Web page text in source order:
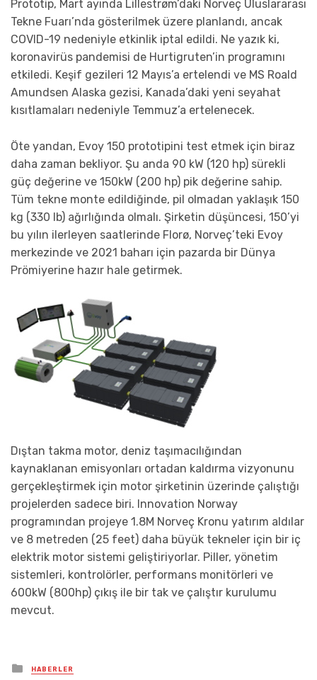
Prototip, Mart ayında Lillestrøm’daki Norveç Uluslararası
Tekne Fuarı’nda gösterilmek üzere planlandı, ancak
COVID-19 nedeniyle etkinlik iptal edildi. Ne yazık ki,
koronavirüs pandemisi de Hurtigruten’in programını
etkiledi. Keşif gezileri 12 Mayıs’a ertelendi ve MS Roald
Amundsen Alaska gezisi, Kanada’daki yeni seyahat
kısıtlamaları nedeniyle Temmuz’a ertelenecek.
Öte yandan, Evoy 150 prototipini test etmek için biraz
daha zaman bekliyor. Şu anda 90 kW (120 hp) sürekli
güç değerine ve 150kW (200 hp) pik değerine sahip.
Tüm tekne monte edildiğinde, pil olmadan yaklaşık 150
kg (330 lb) ağırlığında olmalı. Şirketin düşüncesi, 150’yi
bu yılın ilerleyen saatlerinde Florø, Norveç’teki Evoy
merkezinde ve 2021 baharı için pazarda bir Dünya
Prömiyerine hazır hale getirmek.
Dıştan takma motor, deniz taşımacılığından
kaynaklanan emisyonları ortadan kaldırma vizyonunu
gerçekleştirmek için motor şirketinin üzerinde çalıştığı
projelerden sadece biri. Innovation Norway
programından projeye 1.8M Norveç Kronu yatırım aldılar
ve 8 metreden (25 feet) daha büyük tekneler için bir iç
elektrik motor sistemi geliştiriyorlar. Piller, yönetim
sistemleri, kontrolörler, performans monitörleri ve
600kW (800hp) çıkış ile bir tak ve çalıştır kurulumu
mevcut.
Posted
HABERLER